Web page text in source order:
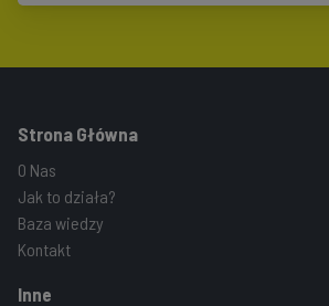
Strona Główna
O Nas
Jak to działa?
Baza wiedzy
Kontakt
Inne